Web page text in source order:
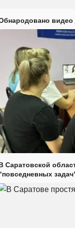
Саратовской